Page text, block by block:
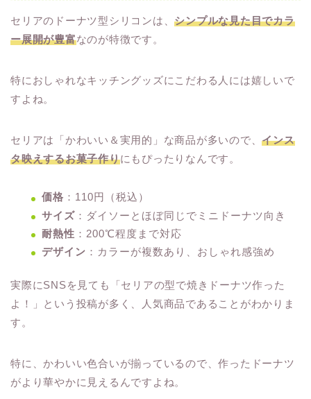
セリアのドーナツ型シリコンは、シンプルな見た目でカラ
ー展開が豊富なのが特徴です。
特におしゃれなキッチングッズにこだわる人には嬉しいで
すよね。
セリアは「かわいい＆実用的」な商品が多いので、インス
タ映えするお菓子作りにもぴったりなんです。
価格 ：110円（税込）
サイズ ：ダイソーとほぼ同じでミニドーナツ向き
耐熱性 ：200℃程度まで対応
デザイン ：カラーが複数あり、おしゃれ感強め
実際にSNSを見ても「セリアの型で焼きドーナツ作った
よ！」という投稿が多く、人気商品であることがわかりま
す。
特に、かわいい色合いが揃っているので、作ったドーナツ
がより華やかに見えるんですよね。